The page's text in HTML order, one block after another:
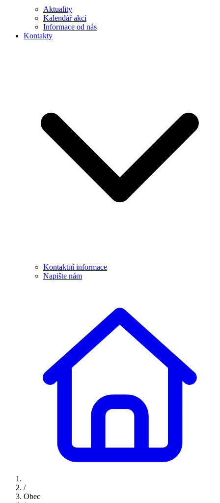
Aktuality
Kalendář akcí
Informace od nás
Kontakty
Kontaktní informace
Napište nám
/
Obec